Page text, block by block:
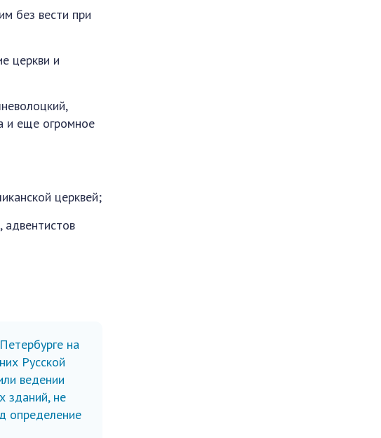
без вести при
церкви и
и еще огромное
церквей;
адвентистов
на
Русской
ведении
зданий, не
определение